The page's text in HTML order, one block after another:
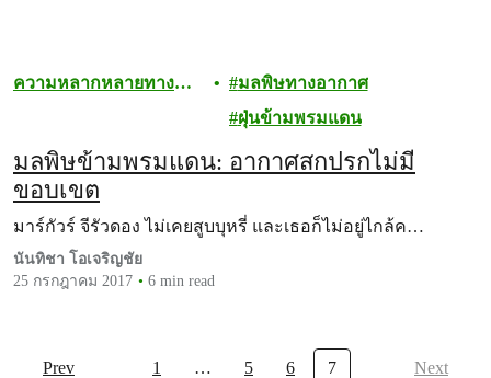
ความหลากหลายทาง
มลพิษทางอากาศ
ฝุ่นข้ามพรมแดน
มลพิษข้ามพรมแดน: อากาศสกปรกไม่มี
ขอบเขต
มาร์กัวร์ จีรัวดอง ไม่เคยสูบบุหรี่ และเธอก็ไม่อยู่ไกล้ค…
นันทิชา โอเจริญชัย
25 กรกฎาคม 2017
6 min read
Prev 1 … 5 6 7 Next